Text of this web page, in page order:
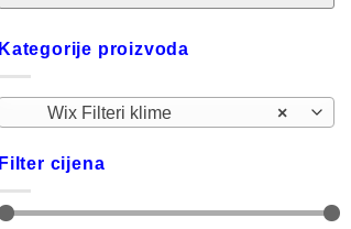
Kategorije proizvoda
×
Wix Filteri klime
Filter cijena